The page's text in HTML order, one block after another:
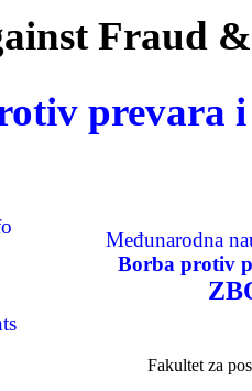
Fraud
protiv
Međunarodna
Borba protiv
Fakultet za